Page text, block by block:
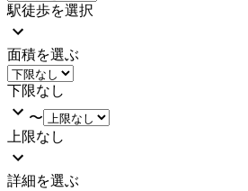
駅徒歩を選択
面積を選ぶ
下限なし
〜
上限なし
詳細を選ぶ